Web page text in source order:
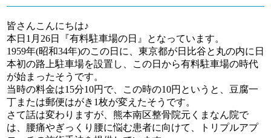
皆さんこんにちは♪
本日1月26日『有料駐車場の日』となっています。
1959年(昭和34年)のこの日に、東京都が日比谷と丸の内に日
本初の路上駐車場を設置し、この日から有料駐車場の時代
が始まったそうです。
当時の料金は15分10円で、この時の10円というと、豆腐一
丁または郵便はがき1枚が変えたそうです。
さて話は変わりますが、熊本南区整骨院元くまなん院で
は、腰痛やぎっくり腰に悩む患者に向けて、トリプルアプ